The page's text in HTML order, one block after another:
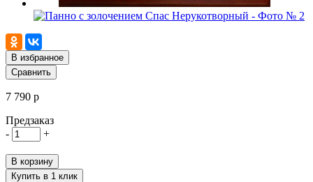
В избранное
Сравнить
7 790 р
Предзаказ
-
+
В корзину
Купить в 1 клик